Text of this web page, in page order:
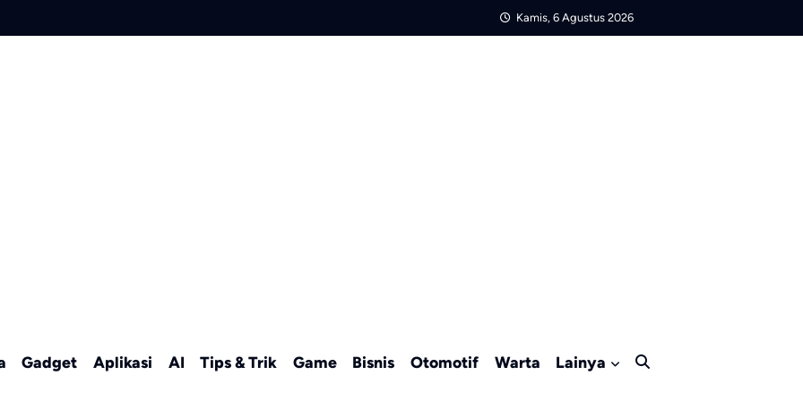
Kamis, 6 Agustus 2026
Gadget Aplikasi AI Tips & Trik Game Bisnis Otomotif Warta Lainya